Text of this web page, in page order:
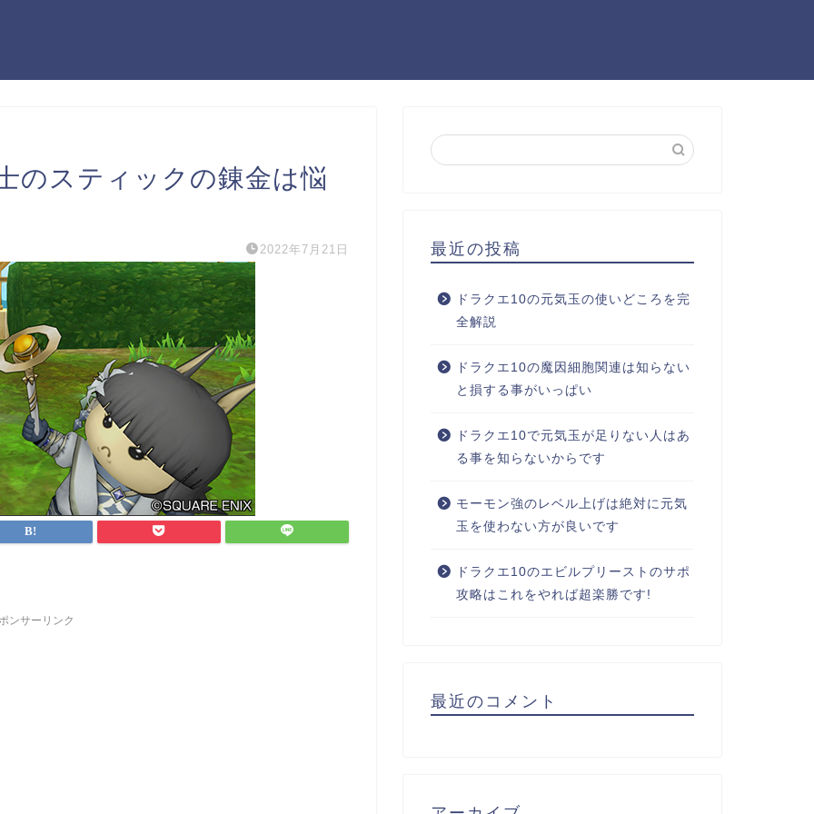
のスティックの錬金は悩
2022年7月21日
ンサーリンク
最近の投稿
ドラクエ10の元気玉の使いどころを完
全解説
ドラクエ10の魔因細胞関連は知らない
と損する事がいっぱい
ドラクエ10で元気玉が足りない人はあ
る事を知らないからです
モーモン強のレベル上げは絶対に元気
玉を使わない方が良いです
ドラクエ10のエビルプリーストのサポ
攻略はこれをやれば超楽勝です!
最近のコメント